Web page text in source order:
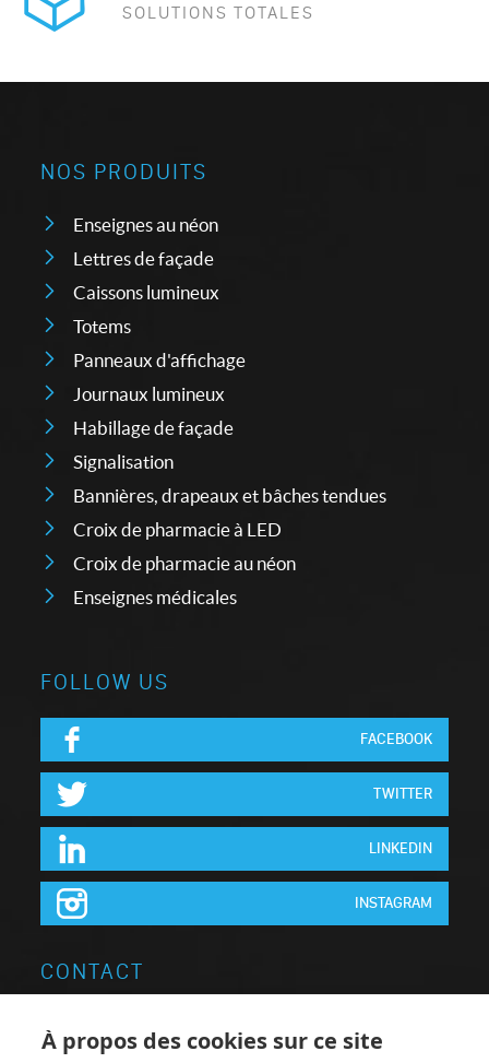
SOLUTIONS TOTALES
NOS PRODUITS
Enseignes au néon
Lettres de façade
Caissons lumineux
Totems
Panneaux d'affichage
Journaux lumineux
Habillage de façade
Signalisation
Bannières, drapeaux et bâches tendues
Croix de pharmacie à LED
Croix de pharmacie au néon
Enseignes médicales
FOLLOW US
FACEBOOK
TWITTER
LINKEDIN
INSTAGRAM
CONTACT
Brugsesteenweg 64
À propos des cookies sur ce site